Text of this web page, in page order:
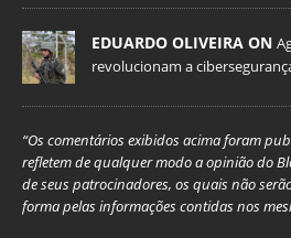
EDUARDO OLIVEIRA ON
revolucionam a
“Os comentários exibidos acima foram
refletem de qualquer modo a opinião do
de seus patrocinadores, os quais não
forma pelas informações contidas nos